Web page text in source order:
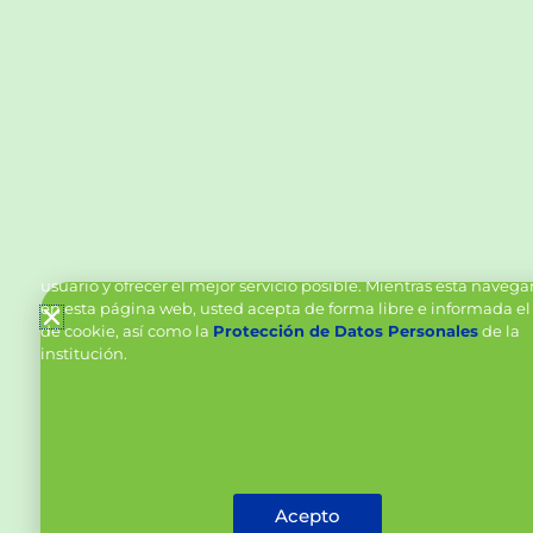
usuario y ofrecer el mejor servicio posible. Mientras está
en esta página web, usted acepta de forma libre e informada el
de cookie, así como la Protección de Datos Personalesde la
institución.
Acepto